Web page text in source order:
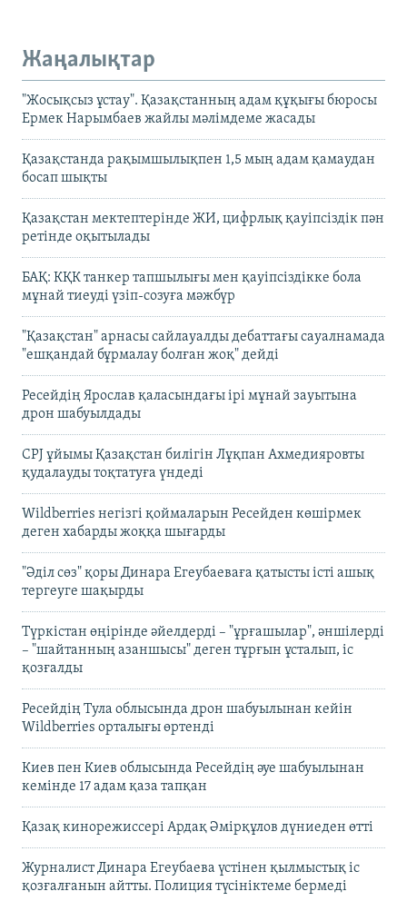
Жаңалықтар
"Жосықсыз ұстау". Қазақстанның адам құқығы бюросы
Ермек Нарымбаев жайлы мәлімдеме жасады
Қазақстанда рақымшылықпен 1,5 мың адам қамаудан
босап шықты
Қазақстан мектептерінде ЖИ, цифрлық қауіпсіздік пән
ретінде оқытылады
БАҚ: КҚК танкер тапшылығы мен қауіпсіздікке бола
мұнай тиеуді үзіп-созуға мәжбүр
"Қазақстан" арнасы сайлауалды дебаттағы сауалнамада
"ешқандай бұрмалау болған жоқ" дейді
Ресейдің Ярослав қаласындағы ірі мұнай зауытына
дрон шабуылдады
CPJ ұйымы Қазақстан билігін Лұқпан Ахмедияровты
қудалауды тоқтатуға үндеді
Wildberries негізгі қоймаларын Ресейден көшірмек
деген хабарды жоққа шығарды
"Әділ сөз" қоры Динара Егеубаеваға қатысты істі ашық
тергеуге шақырды
Түркістан өңірінде әйелдерді – "ұрғашылар", әншілерді
– "шайтанның азаншысы" деген тұрғын ұсталып, іс
қозғалды
Ресейдің Тула облысында дрон шабуылынан кейін
Wildberries орталығы өртенді
Киев пен Киев облысында Ресейдің әуе шабуылынан
кемінде 17 адам қаза тапқан
Қазақ кинорежиссері Ардақ Әмірқұлов дүниеден өтті
Журналист Динара Егеубаева үстінен қылмыстық іс
қозғалғанын айтты. Полиция түсініктеме бермеді